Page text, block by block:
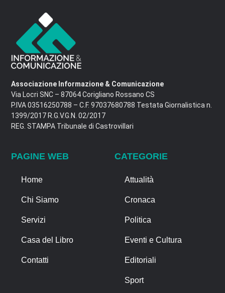
Associazione Informazione & Comunicazione
Via Locri SNC – 87064 Corigliano Rossano CS
P.IVA 03516250788 – C.F. 97037680788 Testata Giornalistica n.
1399/2017 R.G.V.G.N. 02/2017
REG. STAMPA Tribunale di Castrovillari
PAGINE WEB
Home
Chi Siamo
Servizi
Casa del Libro
Contatti
CATEGORIE
Attualità
Cronaca
Politica
Eventi e Cultura
Editoriali
Sport